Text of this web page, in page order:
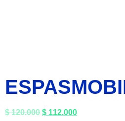
$120.000 $ 112.000